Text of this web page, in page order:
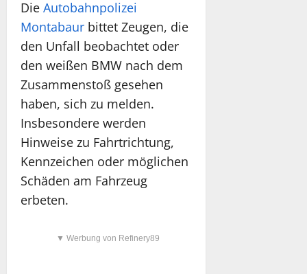
Die Autobahnpolizei
Montabaur bittet Zeugen, die
den Unfall beobachtet oder
den weißen BMW nach dem
Zusammenstoß gesehen
haben, sich zu melden.
Insbesondere werden
Hinweise zu Fahrtrichtung,
Kennzeichen oder möglichen
Schäden am Fahrzeug
erbeten.
▼ Werbung von Refinery89